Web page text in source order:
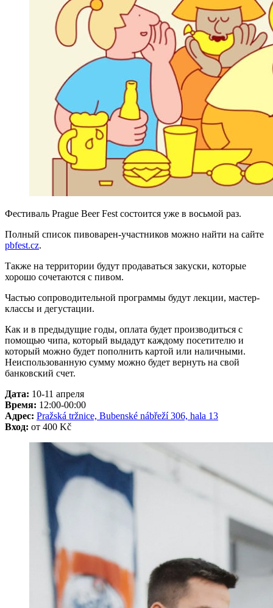
Фестиваль Prague Beer Fest состоится уже в восьмой раз.
Полный список пивоварен-участников можно найти на сайте
pbfest.cz.
Также на территории будут продаваться закуски, которые
хорошо сочетаются с пивом.
Частью сопроводительной программы будут лекции, мастер-
классы и дегустации.
Как и в предыдущие годы, оплата будет производиться с
помощью чипа, который выдадут каждому посетителю и
который можно будет пополнить картой или наличными.
Неиспользованную сумму можно будет вернуть на свой
банковский счет.
Дата: 10-11 апреля
Время: 12:00-00:00
Адрес: Pražská tržnice, Bubenské nábřeží 306, hala 13
Вход: от 400 Kč